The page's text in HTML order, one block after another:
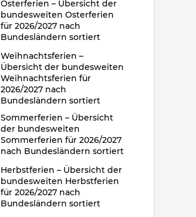
Osterferien – Übersicht der
bundesweiten Osterferien
für 2026/2027 nach
Bundesländern sortiert
Weihnachtsferien –
Übersicht der bundesweiten
Weihnachtsferien für
2026/2027 nach
Bundesländern sortiert
Sommerferien – Übersicht
der bundesweiten
Sommerferien für 2026/2027
nach Bundesländern sortiert
Herbstferien – Übersicht der
bundesweiten Herbstferien
für 2026/2027 nach
Bundesländern sortiert